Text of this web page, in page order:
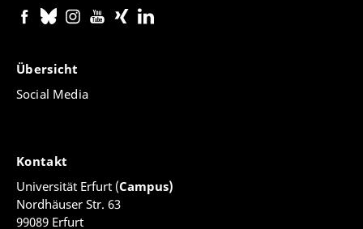
Übersicht
Social Media
Kontakt
Universität Erfurt (Campus)
Nordhäuser Str. 63
99089 Erfurt